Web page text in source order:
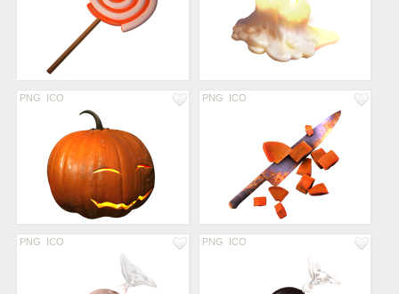
PNG ICO PNG ICO
PNG ICO PNG ICO